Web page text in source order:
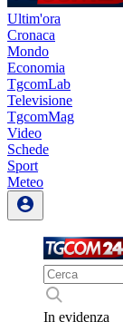
Ultim'ora
Cronaca
Mondo
Economia
TgcomLab
Televisione
TgcomMag
Video
Schede
Sport
Meteo
In evidenza